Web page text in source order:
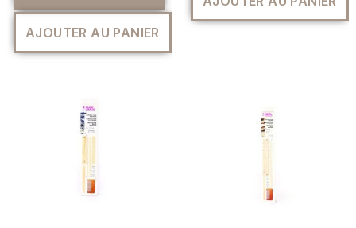
AJOUTER AU PANIER